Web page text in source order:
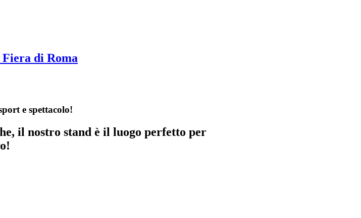
di Roma
e spettacolo!
il nostro stand è il luogo perfetto per